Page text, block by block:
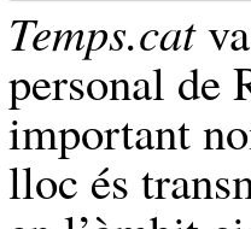
Temps.cat
personal de
important
lloc és